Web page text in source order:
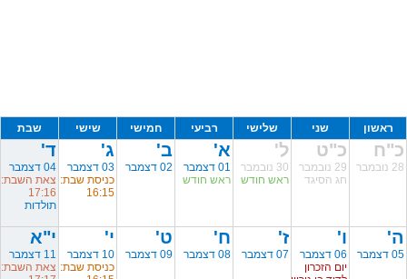
ראשון שני שלישי רביעי חמישי שישי שבת
כ"ח
28 נובמבר
כ"ט
29 נובמבר
חג הסיגד
ל'
30 נובמבר
ראש חודש
א'
01 דצמבר
ראש חודש
ב'
02 דצמבר
ג'
03 דצמבר
כניסת שבת:
16:15
ד'
04 דצמבר
צאת השבת:
17:16
תולדות
ה'
05 דצמבר
ו'
06 דצמבר
יום הזכרון
ז'
07 דצמבר
ח'
08 דצמבר
ט'
09 דצמבר
י'
10 דצמבר
כניסת שבת:
י"א
11 דצמבר
צאת השבת: